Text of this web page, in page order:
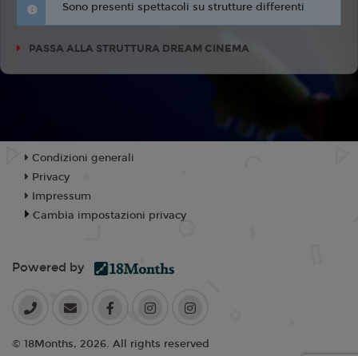
Sono presenti spettacoli su strutture differenti
PASSA ALLA STRUTTURA DREAM CINEMA
Condizioni generali
Privacy
Impressum
Cambia impostazioni privacy
Powered by
© 18Months, 2026. All rights reserved